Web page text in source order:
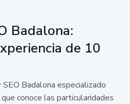
Badalona:
de 10
Badalona especializado
conoce las particularidades